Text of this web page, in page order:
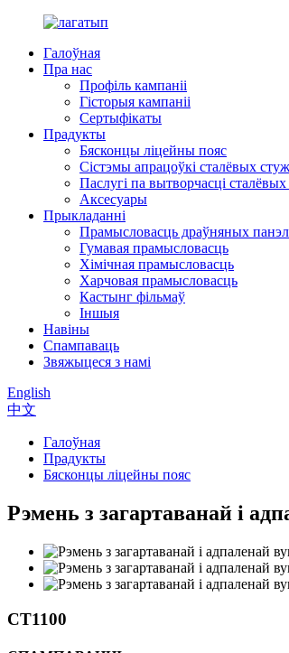
Галоўная
Пра нас
Профіль кампаніі
Гісторыя кампаніі
Сертыфікаты
Прадукты
Бясконцы ліцейны пояс
Сістэмы апрацоўкі сталёвых
Паслугі па вытворчасці
Аксесуары
Прыкладанні
Прамысловасць драўняных
Гумавая прамысловасць
Хімічная прамысловасць
Харчовая прамысловасць
Кастынг фільмаў
Іншыя
Навіны
Спампаваць
Звяжыцеся з намі
English
中文
Галоўная
Прадукты
Бясконцы ліцейны пояс
Рэмень з загартаванай і
CT1100